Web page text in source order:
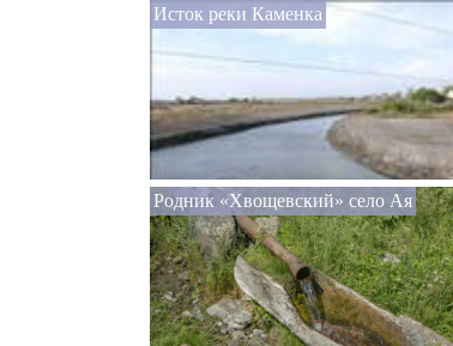
Исток реки Каменка
Родник «Хвощевский» село Ая